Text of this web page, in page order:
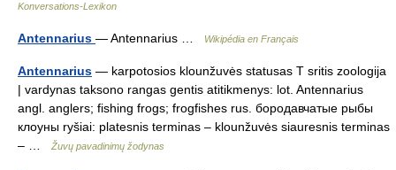
Konversations-Lexikon
Antennarius — Antennarius … Wikipédia en Français
Antennarius — karpotosios klounžuvės statusas T sritis zoologija
| vardynas taksono rangas gentis atitikmenys: lot. Antennarius
angl. anglers; fishing frogs; frogfishes rus. бородавчатые рыбы
клоуны ryšiai: platesnis terminas – klounžuvės siauresnis terminas
– …
Žuvų pavadinimų žodynas